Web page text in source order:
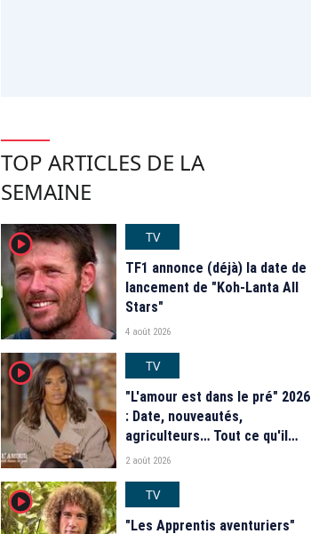
TOP ARTICLES DE LA
SEMAINE
player2
TV
TF1 annonce (déjà) la date de
lancement de "Koh-Lanta All
Stars"
4 août 2026
player2
TV
"L'amour est dans le pré" 2026
: Date, nouveautés,
agriculteurs… Tout ce qu'il
faut savoir sur la saison 21 du
2 août 2026
player2
TV
"Les Apprentis aventuriers"